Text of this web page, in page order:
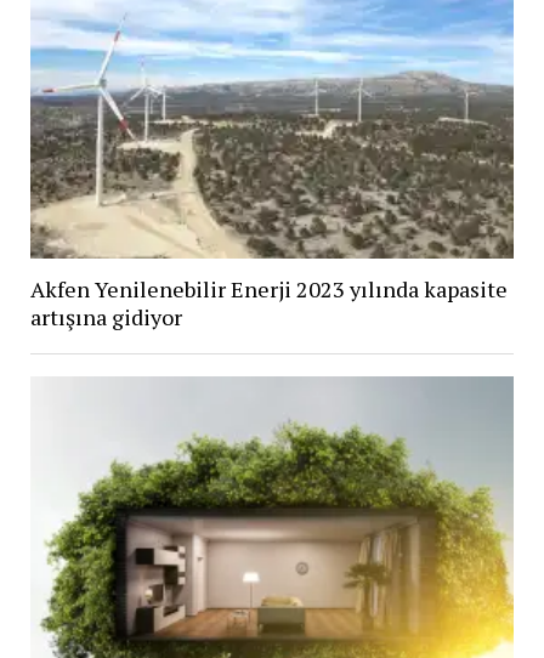
Akfen Yenilenebilir Enerji 2023 yılında kapasite
artışına gidiyor